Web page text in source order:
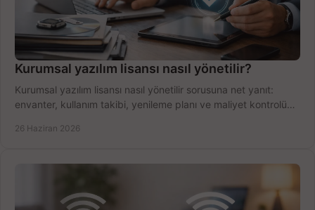
Kurumsal yazılım lisansı nasıl yönetilir?
Kurumsal yazılım lisansı nasıl yönetilir sorusuna net yanıt:
envanter, kullanım takibi, yenileme planı ve maliyet kontrolü
26 Haziran 2026